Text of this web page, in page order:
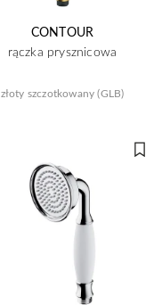
CONTOUR
rączka prysznicowa
złoty szczotkowany (GLB)